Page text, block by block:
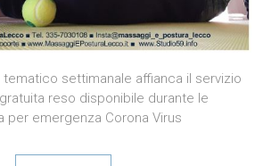
settimanale affianca il servizio
reso disponibile durante le
per emergenza Corona Virus